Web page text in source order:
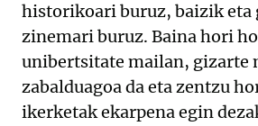
historikoari buruz, baizik eta
zinemari buruz. Baina hori
unibertsitate mailan, gizarte
zabalduagoa da eta zentzu
ikerketak ekarpena egin